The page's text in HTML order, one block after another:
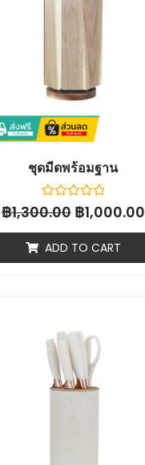
ชุดมีดพร้อมฐาน
Rated
0
5
฿1,300.00 ฿1,000.00
ADD TO CART